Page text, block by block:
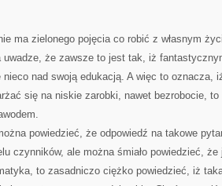
FIRMIE?
ma zielonego pojęcia co robić z własnym
że zawsze to jest tak, iż
nad swoją edukacją. A więc to oznacza,
się na niskie zarobki, nawet bezrobocie, to
powiedzieć, że odpowiedź na takowe
czynników, ale można śmiało powiedzieć, że
to zasadniczo ciężko powiedzieć, iż